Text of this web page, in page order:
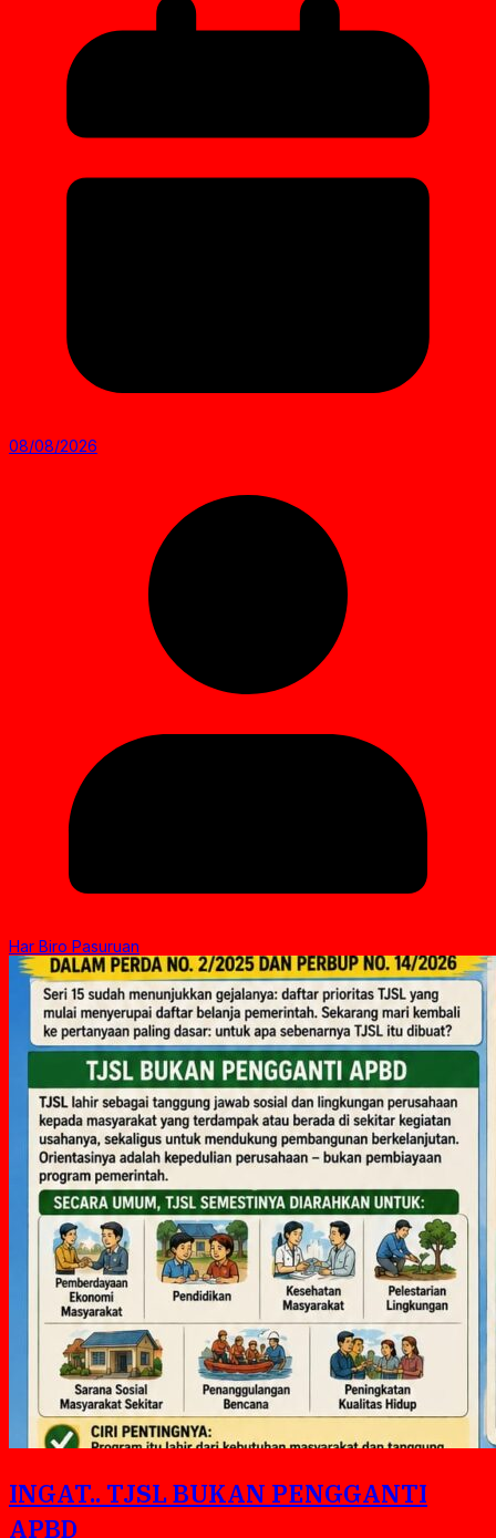
08/08/2026
Har Biro Pasuruan
INGAT.. TJSL BUKAN PENGGANTI
APBD